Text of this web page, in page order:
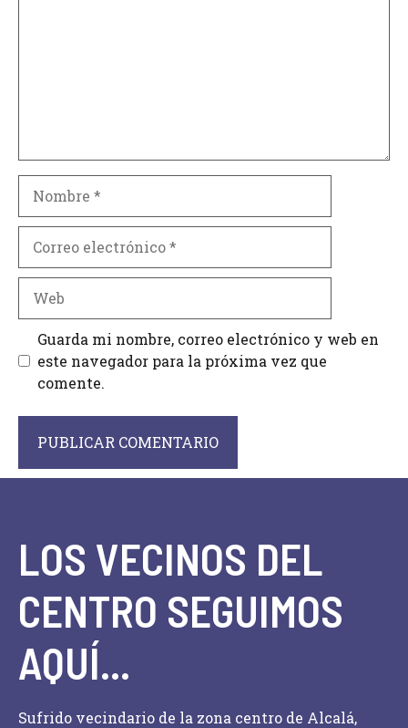
electrónico
Guarda mi nombre, correo electrónico y web en
este navegador para la próxima vez que
comente.
LOS VECINOS DEL
CENTRO SEGUIMOS
AQUÍ...
Sufrido vecindario de la zona centro de Alcalá,